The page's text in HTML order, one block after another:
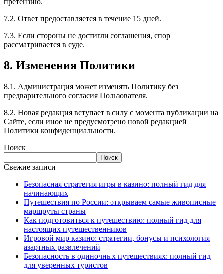
7.2. Ответ предоставляется в течение 15 дней.
7.3. Если стороны не достигли соглашения, спор
рассматривается в суде.
8. Изменения Политики
8.1. Администрация может изменять Политику без
предварительного согласия Пользователя.
8.2. Новая редакция вступает в силу с момента публикации на
Сайте, если иное не предусмотрено новой редакцией
Политики конфиденциальности.
Поиск
Поиск
Свежие записи
Безопасная стратегия игры в казино: полный гид для
начинающих
Путешествия по России: открываем самые живописные
маршруты страны
Как подготовиться к путешествию: полный гид для
настоящих путешественников
Игровой мир казино: стратегии, бонусы и психология
азартных развлечений
Безопасность в одиночных путешествиях: полный гид
для уверенных туристов